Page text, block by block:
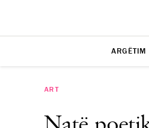
ARGËTIM
ART